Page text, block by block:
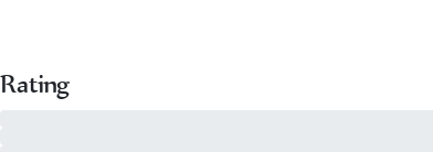
Rating